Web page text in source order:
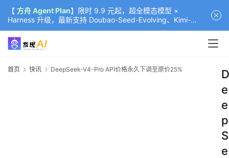
【 方舟 Agent Plan】限时 9.9 元起，超全模态模型 ×
Harness 升级，最新支持 Doubao-Seed-Evolving、Kimi-
K3（部分）、GLM-5.2
首页 快讯 DeepSeek-V4-Pro API价格永久下调至原价25%
D
e
e
p
S
e